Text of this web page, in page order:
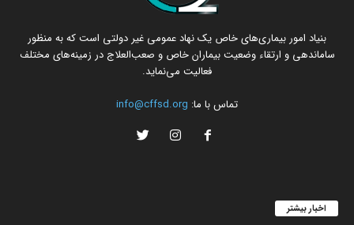
بنیاد امور بیماری‌های خاص یک نهاد عمومی غیر دولتی است که به منظور
ساماندهی و ارتقاء وضعیت بیماران خاص و صعب‌العلاج در زمینه‌های مختلف
فعالیت می‌نماید.
تماس با ما: info@cffsd.org
اخبار بیشتر